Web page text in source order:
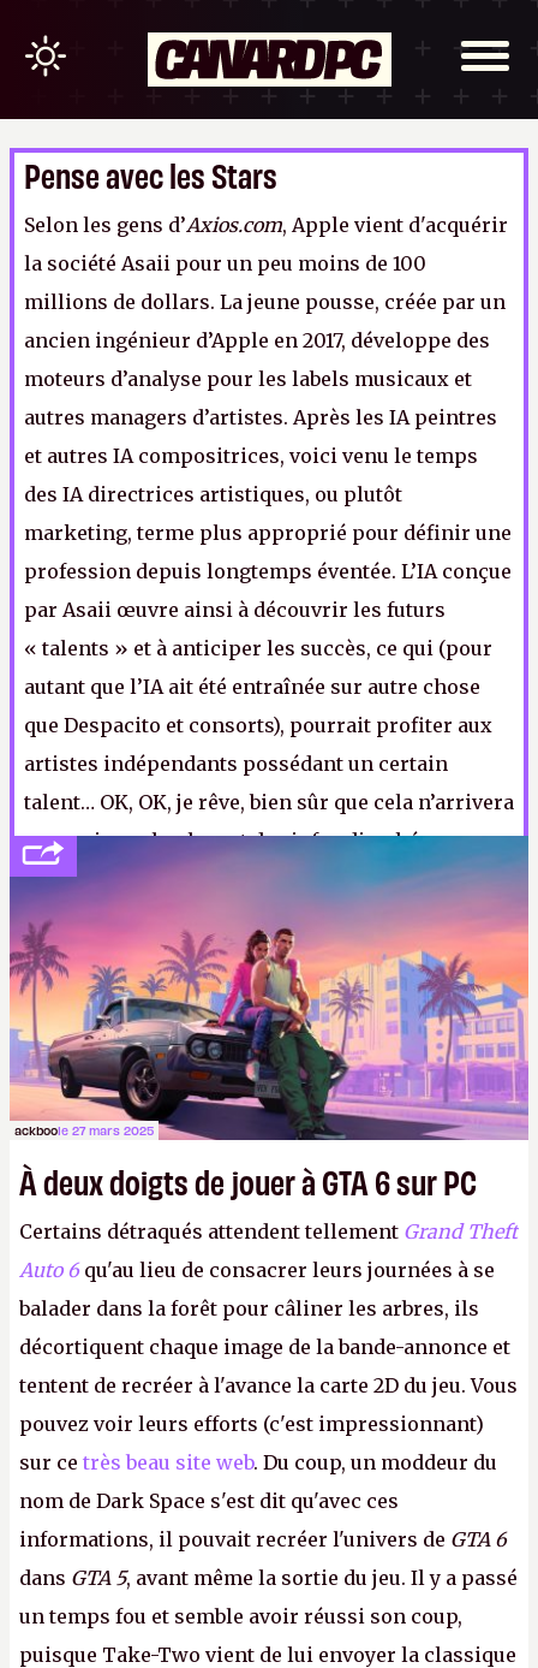
Pense avec les Stars
Selon les gens d’Axios.com, Apple vient d'acquérir
la société Asaii pour un peu moins de 100
millions de dollars. La jeune pousse, créée par un
ancien ingénieur d’Apple en 2017, développe des
moteurs d’analyse pour les labels musicaux et
autres managers d’artistes. Après les IA peintres
et autres IA compositrices, voici venu le temps
des IA directrices artistiques, ou plutôt
marketing, terme plus approprié pour définir une
profession depuis longtemps éventée. L’IA conçue
par Asaii œuvre ainsi à découvrir les futurs
« talents » et à anticiper les succès, ce qui (pour
autant que l’IA ait été entraînée sur autre chose
que Despacito et consorts), pourrait profiter aux
artistes indépendants possédant un certain
talent… OK, OK, je rêve, bien sûr que cela n’arrivera
pas, puisque la plupart des infra-diarrhées
musicales de ces 30 dernières années dépassent
joyeusement les centaines de millions de vues.
ackboole 27 mars 2025
À deux doigts de jouer à GTA 6 sur PC
Certains détraqués attendent tellement Grand Theft
Auto 6 qu'au lieu de consacrer leurs journées à se
balader dans la forêt pour câliner les arbres, ils
décortiquent chaque image de la bande-annonce et
tentent de recréer à l'avance la carte 2D du jeu. Vous
pouvez voir leurs efforts (c'est impressionnant)
sur ce très beau site web. Du coup, un moddeur du
nom de Dark Space s'est dit qu'avec ces
informations, il pouvait recréer l'univers de GTA 6
dans GTA 5, avant même la sortie du jeu. Il y a passé
un temps fou et semble avoir réussi son coup,
puisque Take-Two vient de lui envoyer la classique